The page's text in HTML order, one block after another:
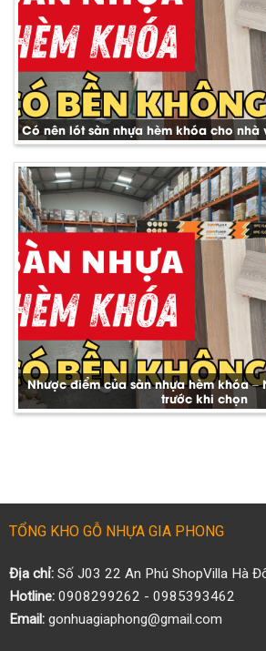
Có nên lót sàn nhựa hèm khóa cho nhà
Nhược điểm của sàn nhựa hèm khóa –
trước khi chọn
TỔNG KHO GỖ NHỰA GIA PHONG
Địa chỉ:Số J03 22 An Phú ShopVilla Hà
Hotline:0908299262 - 0985393462
Email:gonhuagiaphong@gmail.com